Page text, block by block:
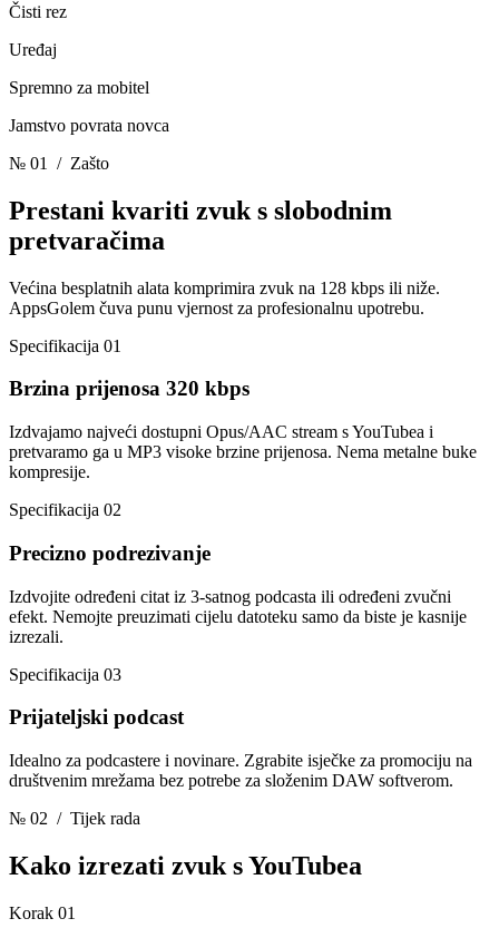
Čisti rez
Uređaj
Spremno za mobitel
Jamstvo povrata novca
№ 01
/ Zašto
Prestani kvariti zvuk s slobodnim
pretvaračima
Većina besplatnih alata komprimira zvuk na 128 kbps ili niže.
AppsGolem čuva punu vjernost za profesionalnu upotrebu.
Specifikacija 01
Brzina prijenosa 320 kbps
Izdvajamo najveći dostupni Opus/AAC stream s YouTubea i
pretvaramo ga u MP3 visoke brzine prijenosa. Nema metalne buke
kompresije.
Specifikacija 02
Precizno podrezivanje
Izdvojite određeni citat iz 3-satnog podcasta ili određeni zvučni
efekt. Nemojte preuzimati cijelu datoteku samo da biste je kasnije
izrezali.
Specifikacija 03
Prijateljski podcast
Idealno za podcastere i novinare. Zgrabite isječke za promociju na
društvenim mrežama bez potrebe za složenim DAW softverom.
№ 02 / Tijek rada
Kako izrezati zvuk s YouTubea
Korak 01